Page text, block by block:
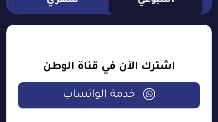
اشترك الآن في قناة الوطن
خدمة الواتساب